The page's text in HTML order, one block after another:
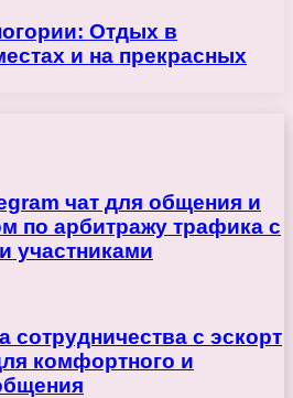
Отдых в
и на прекрасных
чат для общения и
по арбитражу трафика с
участниками
сотрудничества с эскорт
комфортного и